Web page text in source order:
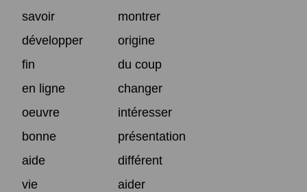
savoir
montrer
développer
origine
fin
du coup
en ligne
changer
oeuvre
intéresser
bonne
présentation
aide
différent
vie
aider